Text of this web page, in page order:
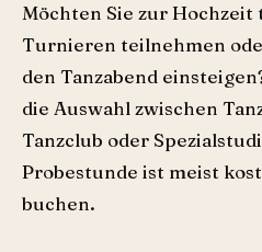
Möchten Sie zur Hochzeit
Turnieren teilnehmen
den Tanzabend
die Auswahl zwischen
Tanzclub oder
Probestunde ist meist
buchen.